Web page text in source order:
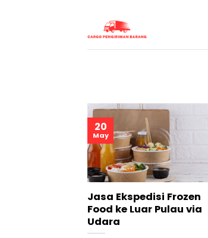
Jasa Ekspedisi Frozen
Food ke Luar Pulau via
Udara
20
May